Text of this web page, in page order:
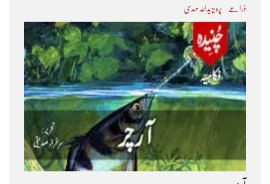
ڈرامے پرویز ید اللہ مہدی